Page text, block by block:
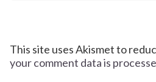
This site uses Akismet to
your comment data is